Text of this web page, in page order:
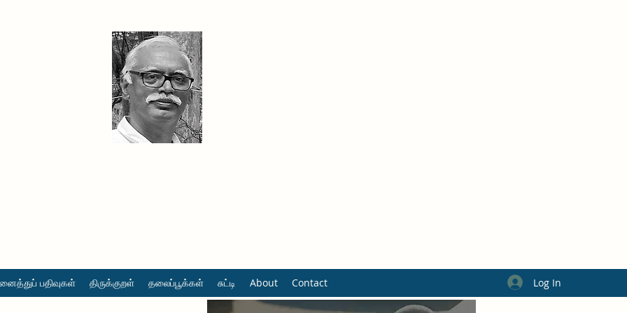
பதிவுகள் திருக்குறள் தலைப்பூக்கள் சுட்டி About Contact Log In